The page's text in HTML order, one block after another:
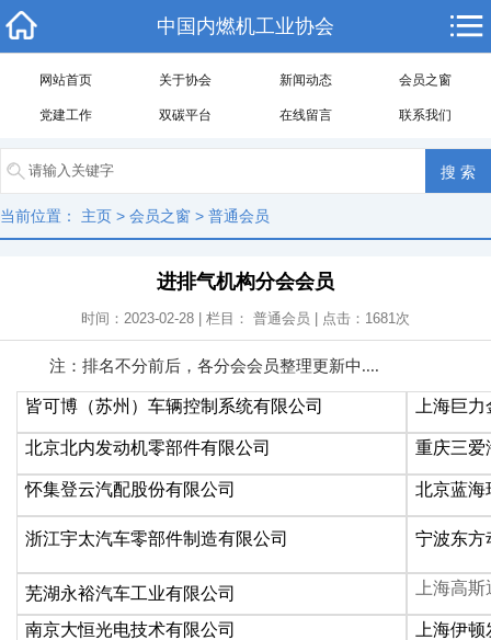
中国内燃机工业协会
网站首页 关于协会 新闻动态 会员之窗
党建工作 双碳平台 在线留言 联系我们
当前位置： 主页 > 会员之窗 > 普通会员
进排气机构分会会员
时间：2023-02-28 | 栏目： 普通会员 | 点击： 1681次
注：排名不分前后，各分会会员整理更新中....
皆可博（苏州）车辆控制系统有限公司 上海巨
北京北内发动机零部件有限公司 重庆三爱
怀集登云汽配股份有限公司 北京蓝海
浙江宇太汽车零部件制造有限公司 宁波东方
芜湖永裕汽车工业有限公司 上海高
南京大恒光电技术有限公司 上海伊